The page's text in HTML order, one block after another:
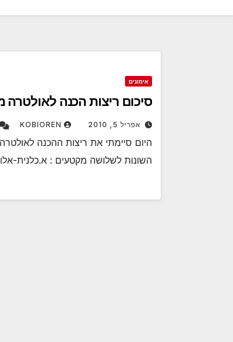
אימונים
סיכום ריצות הכנה לאולטרה
אפריל 5, 2010 KOBIOREN
השונות לשלושה מקטעים : א.כלנית-